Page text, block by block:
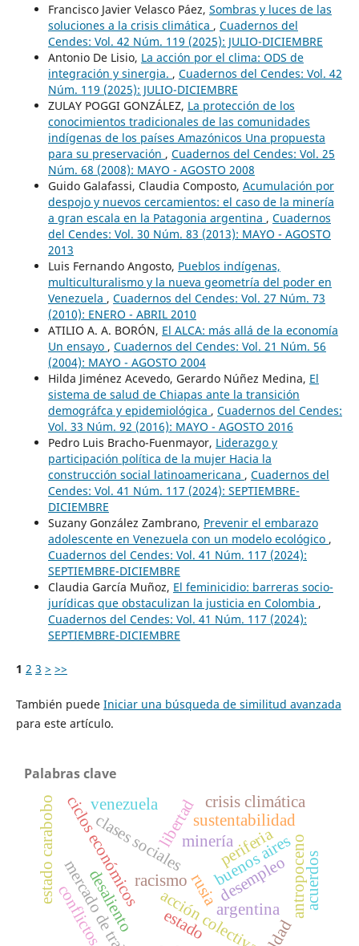
Francisco Javier Velasco Páez, Sombras y luces de las
soluciones a la crisis climática , Cuadernos del
Cendes: Vol. 42 Núm. 119 (2025): JULIO-DICIEMBRE
Antonio De Lisio, La acción por el clima: ODS de
integración y sinergia. , Cuadernos del Cendes: Vol. 42
Núm. 119 (2025): JULIO-DICIEMBRE
ZULAY POGGI GONZÁLEZ, La protección de los
conocimientos tradicionales de las comunidades
indígenas de los países Amazónicos Una propuesta
para su preservación , Cuadernos del Cendes: Vol. 25
Núm. 68 (2008): MAYO - AGOSTO 2008
Guido Galafassi, Claudia Composto, Acumulación por
despojo y nuevos cercamientos: el caso de la minería
a gran escala en la Patagonia argentina , Cuadernos
del Cendes: Vol. 30 Núm. 83 (2013): MAYO - AGOSTO
2013
Luis Fernando Angosto, Pueblos indígenas,
multiculturalismo y la nueva geometría del poder en
Venezuela , Cuadernos del Cendes: Vol. 27 Núm. 73
(2010): ENERO - ABRIL 2010
ATILIO A. A. BORÓN, El ALCA: más allá de la economía
Un ensayo , Cuadernos del Cendes: Vol. 21 Núm. 56
(2004): MAYO - AGOSTO 2004
Hilda Jiménez Acevedo, Gerardo Núñez Medina, El
sistema de salud de Chiapas ante la transición
demográfca y epidemiológica , Cuadernos del Cendes:
Vol. 33 Núm. 92 (2016): MAYO - AGOSTO 2016
Pedro Luis Bracho-Fuenmayor, Liderazgo y
participación política de la mujer Hacia la
construcción social latinoamericana , Cuadernos del
Cendes: Vol. 41 Núm. 117 (2024): SEPTIEMBRE-
DICIEMBRE
Suzany González Zambrano, Prevenir el embarazo
adolescente en Venezuela con un modelo ecológico ,
Cuadernos del Cendes: Vol. 41 Núm. 117 (2024):
SEPTIEMBRE-DICIEMBRE
Claudia García Muñoz, El feminicidio: barreras socio-
jurídicas que obstaculizan la justicia en Colombia ,
Cuadernos del Cendes: Vol. 41 Núm. 117 (2024):
SEPTIEMBRE-DICIEMBRE
1 2 3 > >>
También puede Iniciar una búsqueda de similitud avanzada
para este artículo.
Palabras clave
acción colectiva
clases sociales
estado
periferia
buenos aires
ciclos económicos
argentina
desaliento
mercado de trabajo desempleo
estado carabobo libertad
racismo
minería
sustentabilidad
antropoceno
crisis climática
rusia
venezuela
acuerdos
conflictos